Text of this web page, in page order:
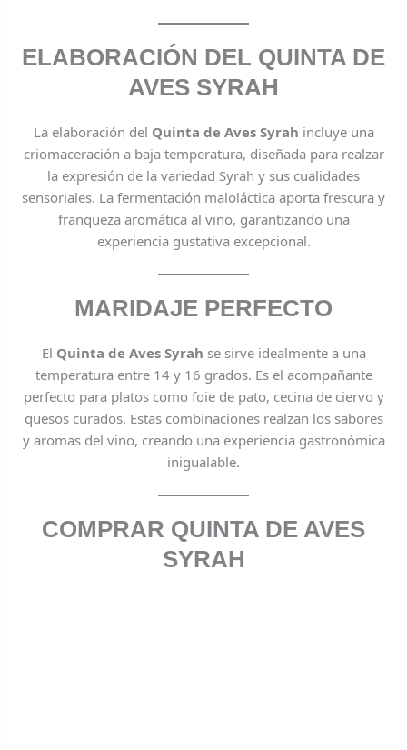
ELABORACIÓN DEL QUINTA DE
AVES SYRAH
La elaboración del Quinta de Aves Syrah incluye una
criomaceración a baja temperatura, diseñada para realzar
la expresión de la variedad Syrah y sus cualidades
sensoriales. La fermentación maloláctica aporta frescura y
franqueza aromática al vino, garantizando una
experiencia gustativa excepcional.
MARIDAJE PERFECTO
El Quinta de Aves Syrah se sirve idealmente a una
temperatura entre 14 y 16 grados. Es el acompañante
perfecto para platos como foie de pato, cecina de ciervo y
quesos curados. Estas combinaciones realzan los sabores
y aromas del vino, creando una experiencia gastronómica
inigualable.
COMPRAR QUINTA DE AVES
SYRAH